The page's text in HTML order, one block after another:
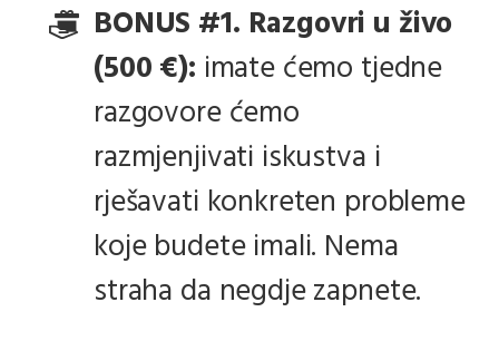
BONUS #1. Razgovri u živo
(500 €): imate ćemo tjedne
razgovore ćemo
razmjenjivati iskustva i
rješavati konkreten probleme
koje budete imali. Nema
straha da negdje zapnete.